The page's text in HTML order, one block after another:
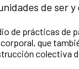
de ser y
de prácticas de
que
colectiva